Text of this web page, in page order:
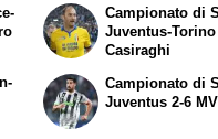
Campionato di
Juventus-
Casiraghi
Campionato di
Juventus 2-6